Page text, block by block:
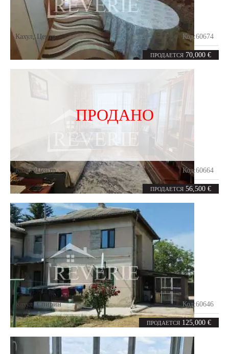
ПРОДАЕТСЯ 70,000 €
Кахул , Центр Код:60674
3 комнаты 58
ПРОДАНО
ПРОДАЕТСЯ 56,500 €
Кахул,Центр Код:60664
2комнаты 44m²
ПРОДАЕТСЯ 125,000 €
Кахул,Спирин Код:60646
4комнаты 105 m²